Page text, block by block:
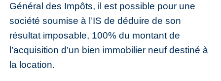
Général des Impôts, il est possible pour une
société soumise à l’IS de déduire de son
résultat imposable, 100% du montant de
l’acquisition d’un bien immobilier neuf destiné à
la location.